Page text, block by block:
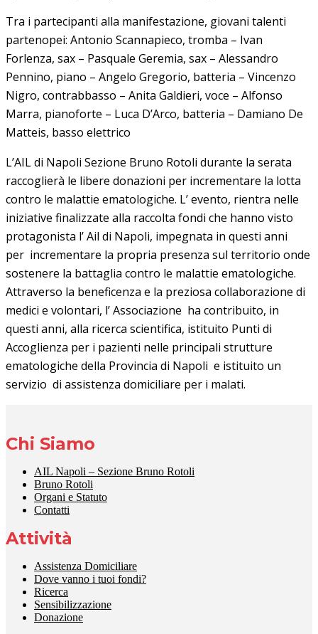
Tra i partecipanti alla manifestazione, giovani talenti
partenopei: Antonio Scannapieco, tromba – Ivan
Forlenza, sax – Pasquale Geremia, sax – Alessandro
Pennino, piano – Angelo Gregorio, batteria – Vincenzo
Nigro, contrabbasso – Anita Galdieri, voce – Alfonso
Marra, pianoforte – Luca D’Arco, batteria – Damiano De
Matteis, basso elettrico
L’AIL di Napoli Sezione Bruno Rotoli durante la serata
raccoglierà le libere donazioni per incrementare la lotta
contro le malattie ematologiche. L’ evento, rientra nelle
iniziative finalizzate alla raccolta fondi che hanno visto
protagonista l’ Ail di Napoli, impegnata in questi anni
per incrementare la propria presenza sul territorio onde
sostenere la battaglia contro le malattie ematologiche.
Attraverso la beneficenza e la preziosa collaborazione di
medici e volontari, l’ Associazione ha contribuito, in
questi anni, alla ricerca scientifica, istituito Punti di
Accoglienza per i pazienti nelle principali strutture
ematologiche della Provincia di Napoli e istituito un
servizio di assistenza domiciliare per i malati.
Chi Siamo
AIL Napoli – Sezione Bruno Rotoli
Bruno Rotoli
Organi e Statuto
Contatti
Attività
Assistenza Domiciliare
Dove vanno i tuoi fondi?
Ricerca
Sensibilizzazione
Donazione